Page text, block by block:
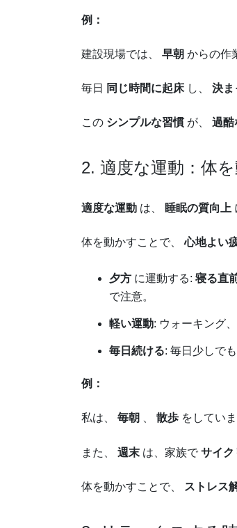
例：
建設現場では、 早朝 からの作
毎日 同じ時間に起床し、 決ま
この シンプルな習慣 が、 過酷
2. 適度な運動：体
適度な運動 は、 睡眠の質向上
体を動かすことで、心地よい
夕方 に運動する: 寝る直
で注意。
軽い運動: ウォーキング
毎日続ける: 毎日少しで
例：
私は、 毎朝 、 散歩 をしていま
また、 週末 は、家族で サイク
体を動かすことで、 ストレス